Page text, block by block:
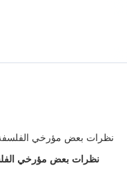
نظرات بعض مؤرخي